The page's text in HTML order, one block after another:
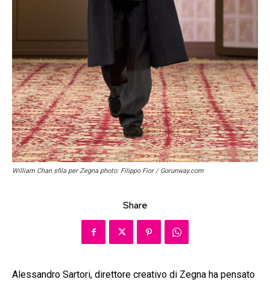
William Chan sfila per Zegna photo: Filippo Fior / Gorunway.com
Share
Alessandro Sartori, direttore creativo di Zegna ha pensato